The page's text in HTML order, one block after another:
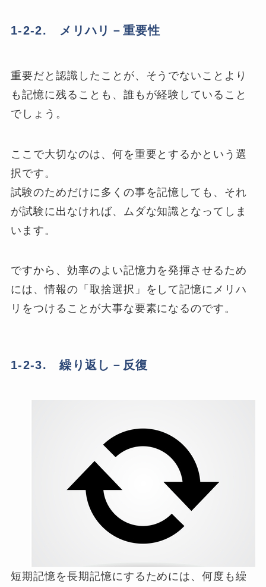
1-2-2. メリハリ－重要性
重要だと認識したことが、そうでないことより
も記憶に残ることも、誰もが経験していること
でしょう。
ここで大切なのは、何を重要とするかという選
択です。
試験のためだけに多くの事を記憶しても、それ
が試験に出なければ、ムダな知識となってしま
います。
ですから、効率のよい記憶力を発揮させるため
には、情報の「取捨選択」をして記憶にメリハ
リをつけることが大事な要素になるのです。
1-2-3. 繰り返し－反復
短期記憶を長期記憶にするためには、何度も繰